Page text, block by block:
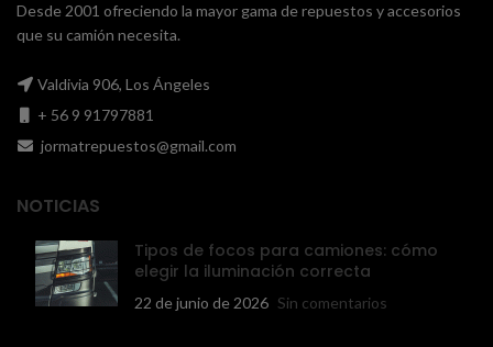
Desde 2001 ofreciendo la mayor gama de repuestos y accesorios
que su camión necesita.
Valdivia 906, Los Ángeles
+ 56 9 91797881
jormatrepuestos@gmail.com
NOTICIAS
Tipos de focos para camiones: cómo
elegir la iluminación correcta
22 de junio de 2026 Sin comentarios